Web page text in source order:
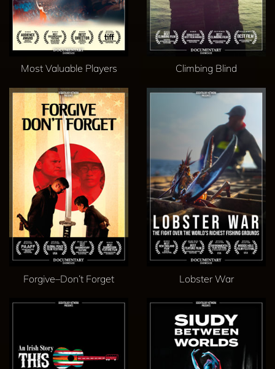
Most Valuable Players Climbing Blind
Forgive–Don’t Forget Lobster War